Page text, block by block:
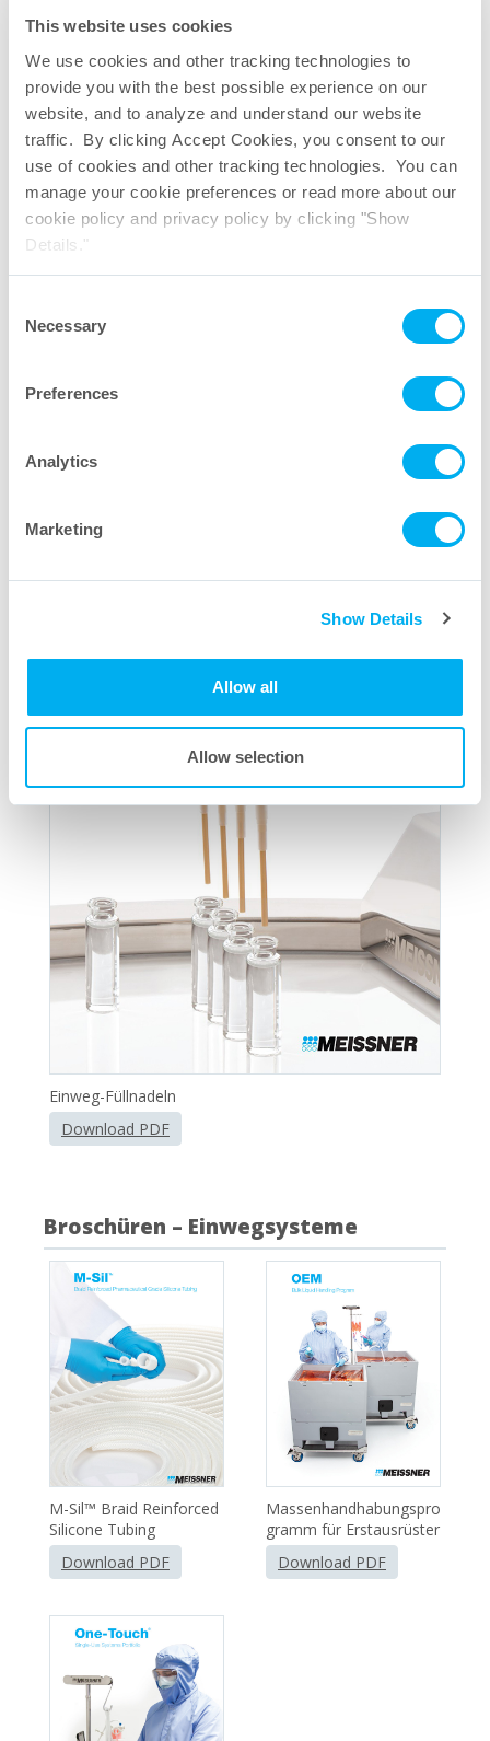
This website uses cookies
We use cookies and other tracking technologies to
provide you with the best possible experience on our
website, and to analyze and understand our website
traffic. By clicking Accept Cookies, you consent to our
use of cookies and other tracking technologies. You can
manage your cookie preferences or read more about our
cookie policy and privacy policy by clicking "Show
Details."
Selection
Necessary
Preferences
Analytics
Marketing
Show Details
Allow all
Allow selection
Broschüren – Einweg-Füllnadeln
Einweg-Füllnadeln
Download PDF
Broschüren – Einwegsysteme
M-Sil™ Braid Reinforced
Silicone Tubing
Download PDF
Massenhandhabungspro
gramm für Erstausrüster
Download PDF